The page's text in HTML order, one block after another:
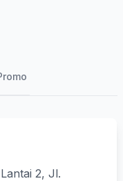
2, Jl.